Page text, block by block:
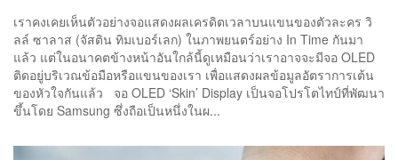
เราคงเคยเห็นตัวอย่างจอแสดงผลเครดิตเวลาบนแขนของตัวละคร วิ
ลล์ ซาลาส (จัสติน ทิมเบอร์เลก) ในภาพยนตร์อย่าง In Time กันมา
แล้ว แต่ในอนาคตข้างหน้าอันใกล้นี้ดูเหมือนว่าเราอาจจะมีจอ OLED
ติดอยู่บริเวณข้อมือหรือแขนของเรา เพื่อแสดงผลข้อมูลอัตราการเต้น
ของหัวใจกันแล้ว จอ OLED ‘Skin’ Display เป็นจอโปรโตไทป์ที่พัฒนา
ขึ้นโดย Samsung ซึ่งถือเป็นหนึ่งในผ...